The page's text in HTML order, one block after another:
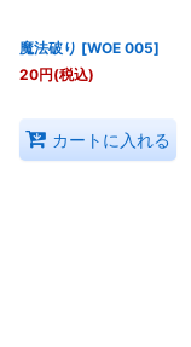
魔法破り [WOE 005]
20円(税込)
カートに入れる